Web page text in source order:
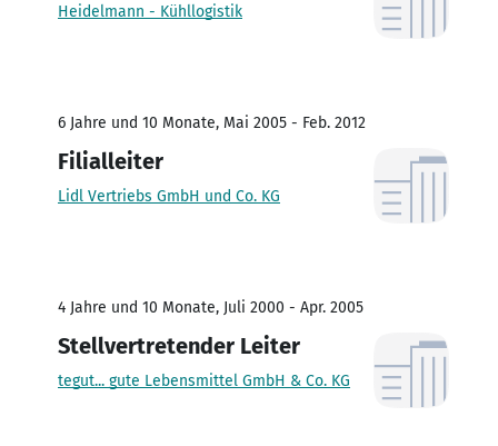
Heidelmann - Kühllogistik
6 Jahre und 10 Monate, Mai 2005 - Feb. 2012
Filialleiter
Lidl Vertriebs GmbH und Co. KG
4 Jahre und 10 Monate, Juli 2000 - Apr. 2005
Stellvertretender Leiter
tegut... gute Lebensmittel GmbH & Co. KG